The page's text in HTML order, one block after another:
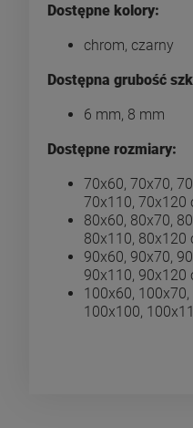
Dostępne kolory:
chrom, czarny
Dostępna grubość
6 mm, 8 mm
Dostępne rozmiary:
70x60, 70x70,
70x110, 70x120
80x60, 80x70,
80x110, 80x120
90x60, 90x70,
90x110, 90x120
100x60,
100x100,